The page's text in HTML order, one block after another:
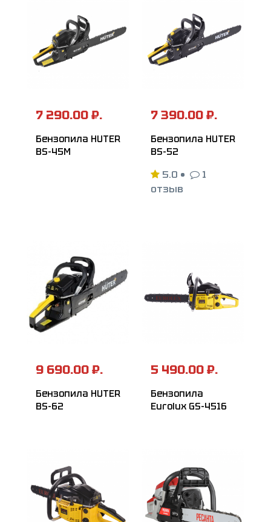
7 290.00 ₽.
Бензопила HUTER
BS-45М
7 390.00 ₽.
Бензопила HUTER
BS-52
5.0 •
1
отзыв
9 690.00 ₽.
Бензопила HUTER
BS-62
5 490.00 ₽.
Бензопила
Eurolux GS-4516